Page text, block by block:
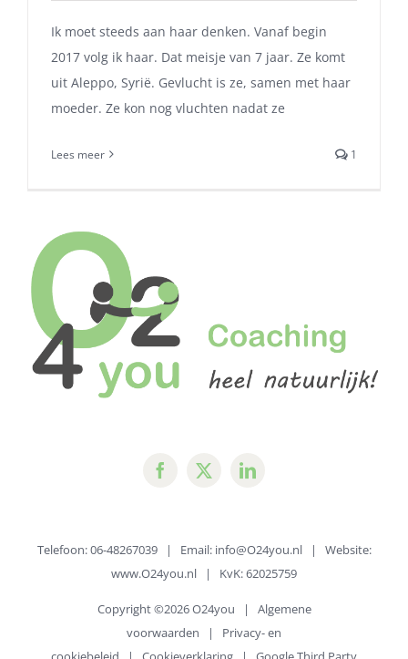
Ik moet steeds aan haar denken. Vanaf begin
2017 volg ik haar. Dat meisje van 7 jaar. Ze komt
uit Aleppo, Syrië. Gevlucht is ze, samen met haar
moeder. Ze kon nog vluchten nadat ze
Lees meer 1
Telefoon: 06-48267039 | Email: info@O24you.nl| Website:
www.O24you.nl | KvK: 62025759
Copyright ©2026 O24you | Algemene
voorwaarden | Privacy- en